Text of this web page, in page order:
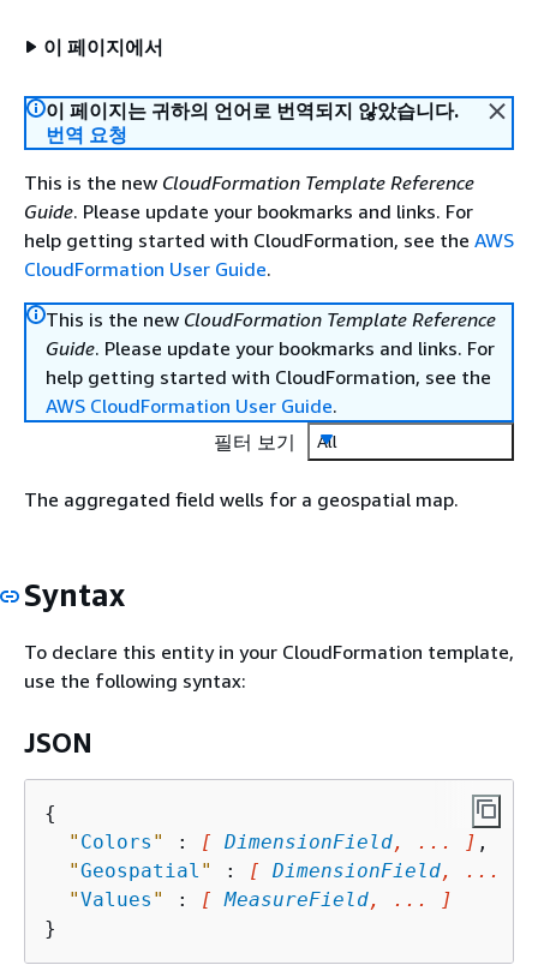
이 페이지에서
이 페이지는 귀하의 언어로 번역되지 않았습니다.
번역 요청
This is the new CloudFormation Template Reference
Guide. Please update your bookmarks and links. For
help getting started with CloudFormation, see the AWS
CloudFormation User Guide.
This is the new CloudFormation Template Reference
Guide. Please update your bookmarks and links. For
help getting started with CloudFormation, see the
AWS CloudFormation User Guide.
필터 보기
All
The aggregated field wells for a geospatial map.
Syntax
To declare this entity in your CloudFormation template,
use the following syntax:
JSON
{
" Colors " : [ DimensionField, ... ] ,
"Geospatial " : [ DimensionField, ... ]
"Values " : [ MeasureField, ... ]